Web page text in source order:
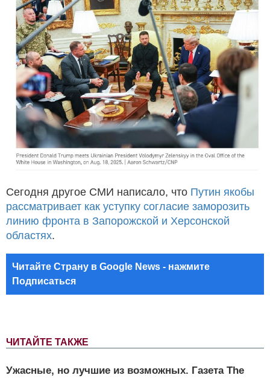
ЧИТАЙТЕ ТАКЖЕ
Ужасные, но лучшие из возможных. Газета The
Сегодня другое СМИ написало, что Путин якобы
рассматривает как уступку согласие заморозить
линию фронта в Запорожской и Херсонской
областях.
Читайте Страну в Google News - нажмите
Подписаться